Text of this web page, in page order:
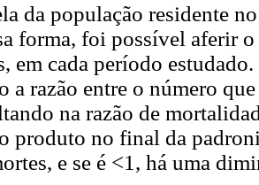
da população residente
forma, foi possível aferir
em cada período
a razão entre o número
na razão de
produto no final da
e se é <1, há uma